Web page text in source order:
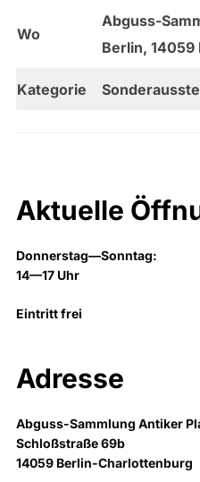
Wo
Abguss-
Berlin, 14059
Kategorie
Aktuelle
Donnerstag—Sonntag:
14—17 Uhr
Eintritt frei
Adresse
Abguss-Sammlung Antiker
Schloßstraße 69b
14059 Berlin-Charlottenburg